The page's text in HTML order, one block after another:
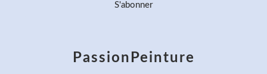
PassionPeinture